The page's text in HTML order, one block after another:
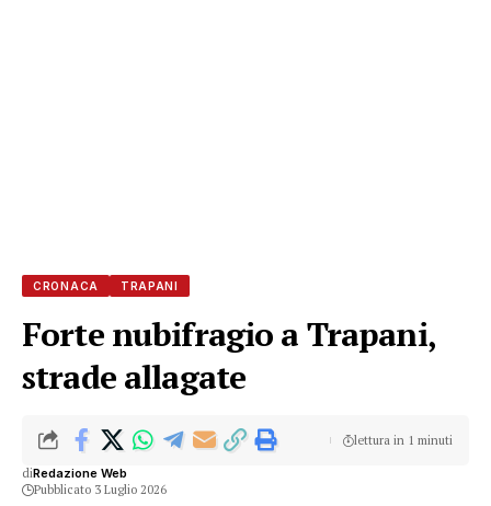
CRONACA TRAPANI
Forte nubifragio a Trapani,
strade allagate
diRedazione Web
Pubblicato 3 Luglio 2026
lettura in 1 minuti